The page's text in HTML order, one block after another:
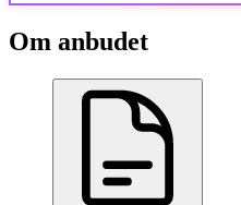
Om anbudet